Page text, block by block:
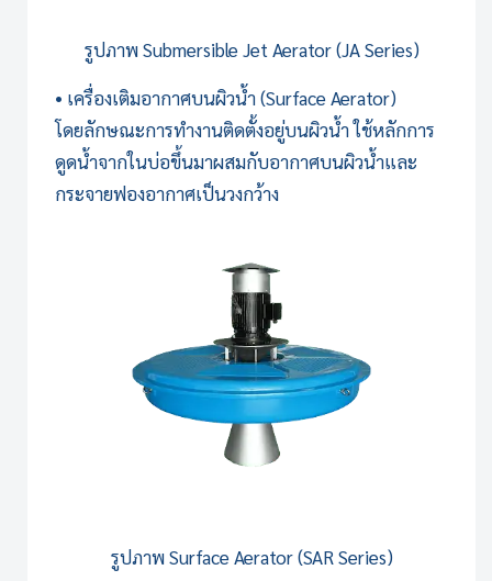
รูปภาพSubmersible Jet Aerator (JA Series)
• เครื่องเติมอากาศบนผิวน้ำ (Surface Aerator)
โดยลักษณะการทำงานติดตั้งอยู่บนผิวน้ำ ใช้หลักการ
ดูดน้ำจากในบ่อขึ้นมาผสมกับอากาศบนผิวน้ำและ
กระจายฟองอากาศเป็นวงกว้าง
รูปภาพSurface Aerator (SAR Series)